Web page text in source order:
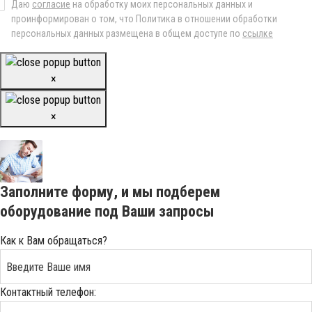
Даю согласие на обработку моих персональных данных и
проинформирован о том, что Политика в отношении обработки
персональных данных размещена в общем доступе по ссылке
×
×
Заполните форму, и мы подберем
оборудование под Ваши запросы
Как к Вам обращаться?
Контактный телефон: